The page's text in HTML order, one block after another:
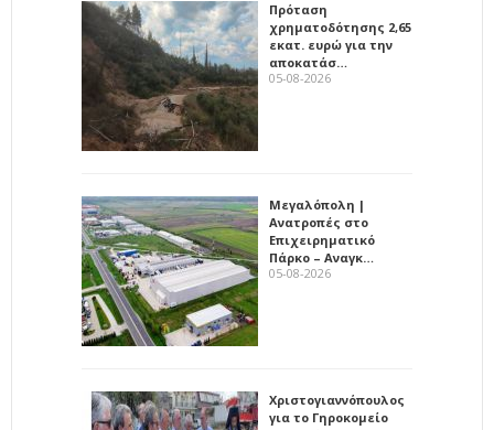
Πρόταση
χρηματοδότησης 2,65
εκατ. ευρώ για την
αποκατάσ…
05-08-2026
Μεγαλόπολη |
Ανατροπές στο
Επιχειρηματικό
Πάρκο – Αναγκ…
05-08-2026
Χριστογιαννόπουλος
για το Γηροκομείο